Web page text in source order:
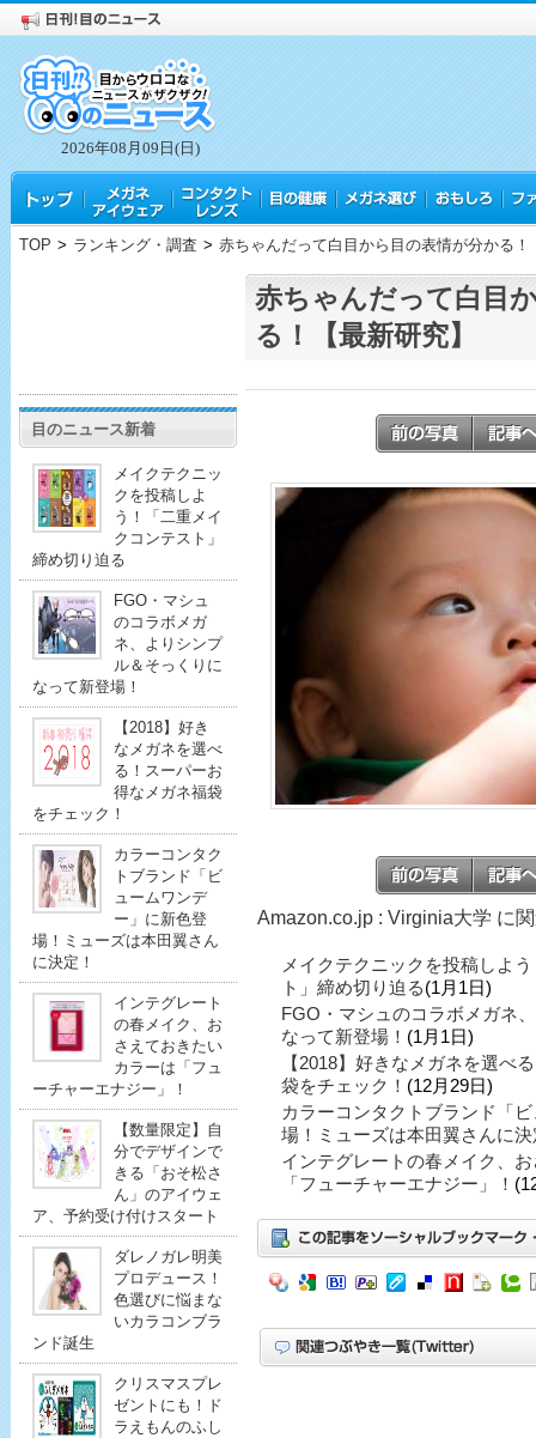
2026年08月09日(日)
TOP > ランキング・調査 > 赤ちゃんだって白目から目の表情が分かる！
目のニュース新着
メイクテクニッ
クを投稿しよ
う！「二重メイ
クコンテスト」
締め切り迫る
FGO・マシュ
のコラボメガ
ネ、よりシンプ
ル＆そっくりに
なって新登場！
【2018】好き
なメガネを選べ
る！スーパーお
得なメガネ福袋
をチェック！
カラーコンタク
トブランド「ビ
ュームワンデ
ー」に新色登
場！ミューズは本田翼さん
に決定！
インテグレート
の春メイク、お
さえておきたい
カラーは「フュ
ーチャーエナジー」！
【数量限定】自
分でデザインで
きる「おそ松さ
ん」のアイウェ
ア、予約受け付けスタート
ダレノガレ明美
プロデュース！
色選びに悩まな
いカラコンブラ
ンド誕生
クリスマスプレ
ゼントにも！ド
ラえもんのふし
赤ちゃんだって白目
る！【最新研究】
Amazon.co.jp : Virginia大学 に
メイクテクニックを投稿しよ
ト」締め切り迫る(1月1日)
FGO・マシュのコラボメガネ
なって新登場！ (1月1日)
【2018】好きなメガネを選べ
袋をチェック！ (12月29日)
カラーコンタクトブランド「
場！ミューズは本田翼さんに決
インテグレートの春メイク、
「フューチャーエナジー」！